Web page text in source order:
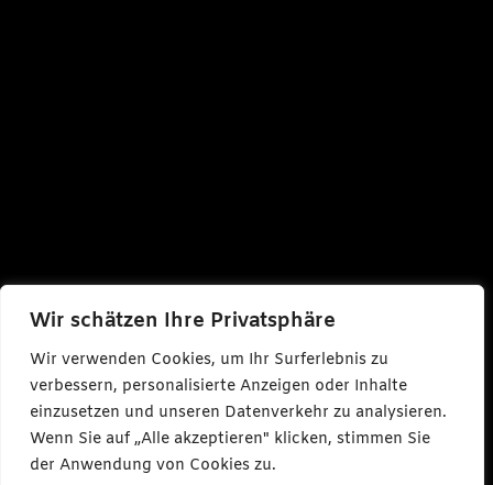
Wir schätzen Ihre Privatsphäre
Wir verwenden Cookies, um Ihr Surferlebnis zu
verbessern, personalisierte Anzeigen oder Inhalte
einzusetzen und unseren Datenverkehr zu analysieren.
Wenn Sie auf „Alle akzeptieren" klicken, stimmen Sie
der Anwendung von Cookies zu.